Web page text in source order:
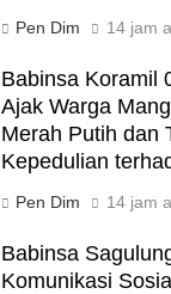
Pen Dim 14 jam
Babinsa Koramil
Ajak Warga
Merah Putih dan
Kepedulian
Pen Dim 14 jam
Babinsa
Komunikasi